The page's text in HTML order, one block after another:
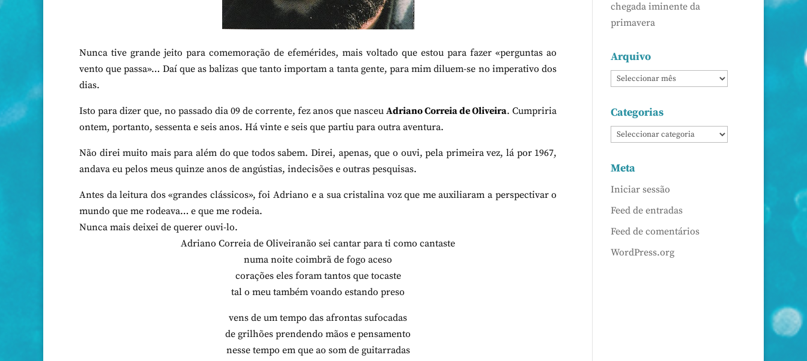
Nunca tive grande jeito para comemoração de efemérides, mais voltado que estou para fazer «perguntas ao
vento que passa»… Daí que as balizas que tanto importam a tanta gente, para mim diluem-se no imperativo dos
dias.
Isto para dizer que, no passado dia 09 de corrente, fez anos que nasceuAdriano Correia de Oliveira. Cumpriria
ontem, portanto, sessenta e seis anos. Há vinte e seis que partiu para outra aventura.
Não direi muito mais para além do que todos sabem. Direi, apenas, que o ouvi, pela primeira vez, lá por 1967,
andava eu pelos meus quinze anos de angústias, indecisões e outras pesquisas.
Antes da leitura dos «grandes clássicos», foi Adriano e a sua cristalina voz que me auxiliaram a perspectivar o
mundo que me rodeava… e que me rodeia.
Nunca mais deixei de querer ouvi-lo.
Adriano Correia de Oliveiranão sei cantar para ti como cantaste
numa noite coimbrã de fogo aceso
corações eles foram tantos que tocaste
tal o meu também voando estando preso
vens de um tempo das afrontas sufocadas
de grilhões prendendo mãos e pensamento
nesse tempo em que ao som de guitarradas
chegada iminente da
primavera
Arquivo
Categorias
Meta
Iniciar sessão
Feed de entradas
Feed de comentários
WordPress.org